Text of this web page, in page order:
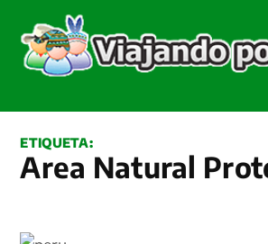
contenido
ETIQUETA:
Area Natural